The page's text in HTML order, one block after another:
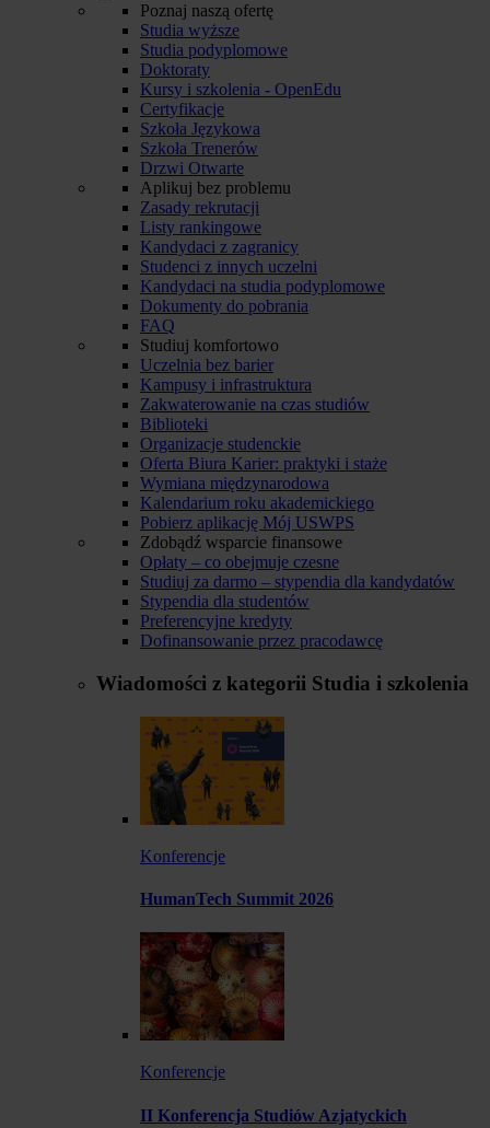
Poznaj naszą ofertę
Studia wyższe
Studia podyplomowe
Doktoraty
Kursy i szkolenia - OpenEdu
Certyfikacje
Szkoła Językowa
Szkoła Trenerów
Drzwi Otwarte
Aplikuj bez problemu
Zasady rekrutacji
Listy rankingowe
Kandydaci z zagranicy
Studenci z innych uczelni
Kandydaci na studia podyplomowe
Dokumenty do pobrania
FAQ
Studiuj komfortowo
Uczelnia bez barier
Kampusy i infrastruktura
Zakwaterowanie na czas studiów
Biblioteki
Organizacje studenckie
Oferta Biura Karier: praktyki i staże
Wymiana międzynarodowa
Kalendarium roku akademickiego
Pobierz aplikację Mój USWPS
Zdobądź wsparcie finansowe
Opłaty – co obejmuje czesne
Studiuj za darmo – stypendia dla kandydatów
Stypendia dla studentów
Preferencyjne kredyty
Dofinansowanie przez pracodawcę
Wiadomości z kategorii Studia i szkolenia
Konferencje
HumanTech Summit 2026
Konferencje
II Konferencja Studiów Azjatyckich